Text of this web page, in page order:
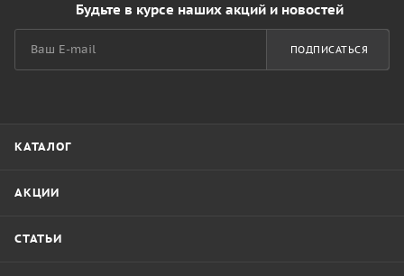
Будьте в курсе наших акций и новостей
ПОДПИСАТЬСЯ
КАТАЛОГ
АКЦИИ
СТАТЬИ